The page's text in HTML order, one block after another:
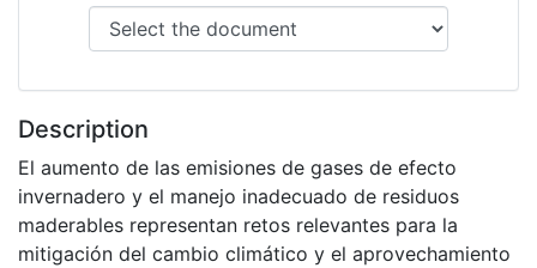
Description
El aumento de las emisiones de gases de efecto
invernadero y el manejo inadecuado de residuos
maderables representan retos relevantes para la
mitigación del cambio climático y el aprovechamiento